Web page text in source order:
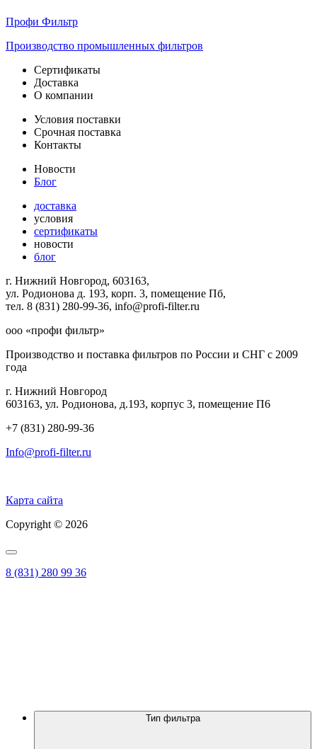
Профи Фильтр
Производство промышленных фильтров
Сертификаты
Доставка
О компании
Условия поставки
Срочная поставка
Контакты
Новости
Блог
доставка
условия
сертификаты
новости
блог
г. Нижний Новгород, 603163,
ул. Родионова д. 193, корп. 3, помещение Пб,
тел. 8 (831) 280-99-36, info@profi-filter.ru
ооо «профи фильтр»
Производство и поставка фильтров по России и СНГ с 2009
года
г. Нижний Новгород
603163, ул. Родионова, д.193, корпус 3, помещение П6
+7 (831) 280-99-36
Info@profi-filter.ru
Карта сайта
Copyright © 2026
8 (831) 280 99 36
Тип фильтра